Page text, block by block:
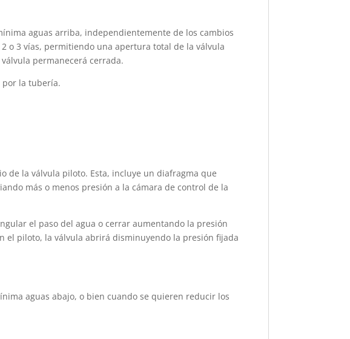
aguas arriba, independientemente de los cambios
o 3 vías, permitiendo una apertura total de la válvula
permanecerá cerrada.
por la tubería.
de la válvula piloto. Esta, incluye un diafragma que
más o menos presión a la cámara de control de la
el paso del agua o cerrar aumentando la presión
el piloto, la válvula abrirá disminuyendo la presión fijada
aguas abajo, o bien cuando se quieren reducir los